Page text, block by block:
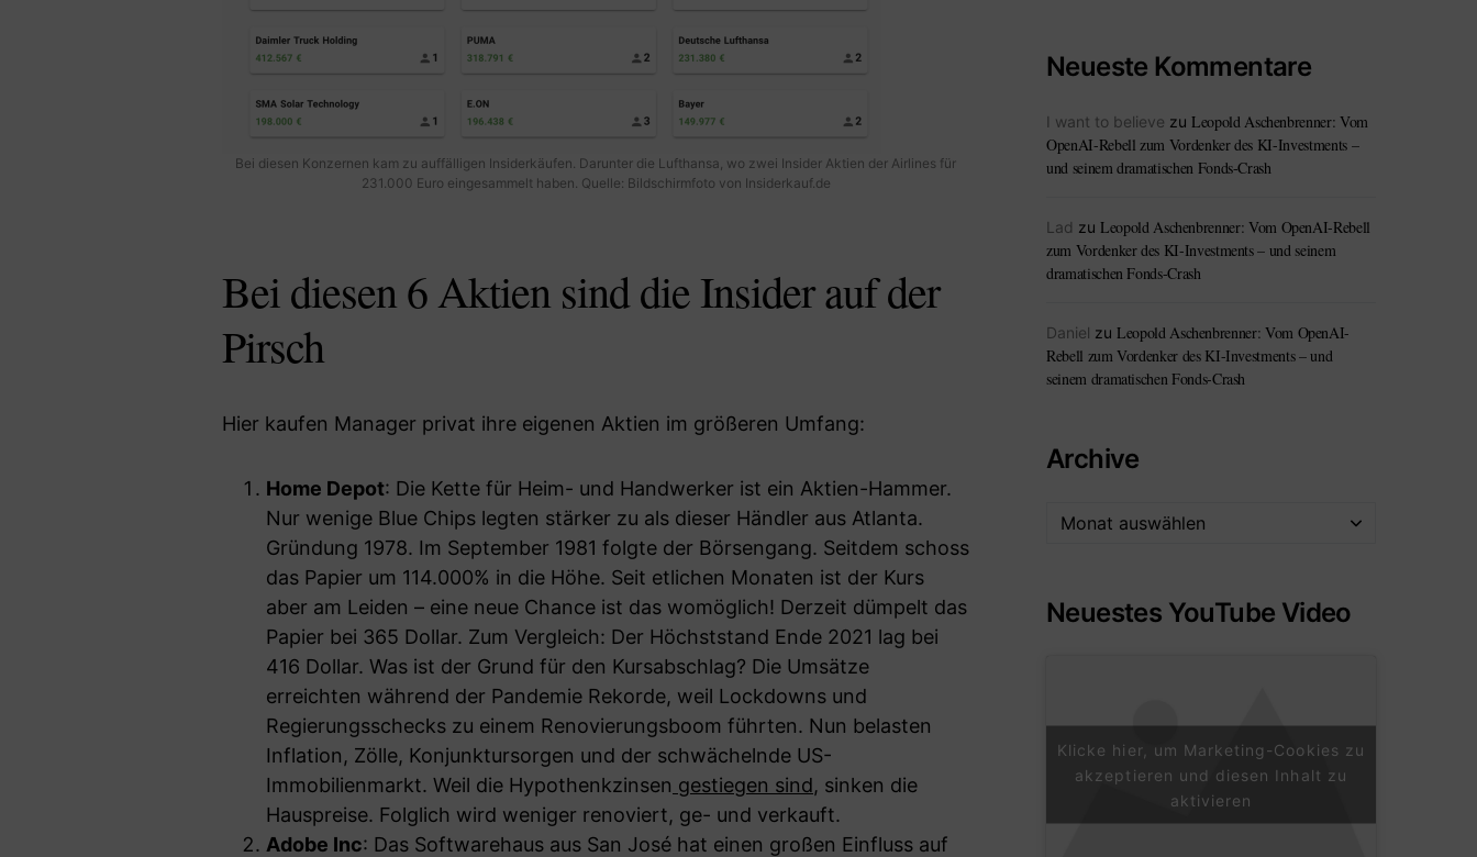
Bei diesen Konzernen kam zu auffälligen Insiderkäufen. Darunter die Lufthansa, wo zwei Insider Aktien der Airlines für
231.000 Euro eingesammelt haben. Quelle: Bildschirmfoto von Insiderkauf.de
Bei diesen 6 Aktien sind die Insider auf der
Pirsch
Hier kaufen Manager privat ihre eigenen Aktien im größeren Umfang:
Home Depot: Die Kette für Heim- und Handwerker ist ein Aktien-Hammer.
Nur wenige Blue Chips legten stärker zu als dieser Händler aus Atlanta.
Gründung 1978. Im September 1981 folgte der Börsengang. Seitdem schoss
das Papier um 114.000% in die Höhe. Seit etlichen Monaten ist der Kurs
aber am Leiden – eine neue Chance ist das womöglich! Derzeit dümpelt das
Papier bei 365 Dollar. Zum Vergleich: Der Höchststand Ende 2021 lag bei
416 Dollar. Was ist der Grund für den Kursabschlag? Die Umsätze
erreichten während der Pandemie Rekorde, weil Lockdowns und
Regierungsschecks zu einem Renovierungsboom führten. Nun belasten
Inflation, Zölle, Konjunktursorgen und der schwächelnde US-
Immobilienmarkt. Weil die Hypothenkzinsen gestiegen sind, sinken die
Hauspreise. Folglich wird weniger renoviert, ge- und verkauft.
Adobe Inc: Das Softwarehaus aus San José hat einen großen Einfluss auf
Neueste Kommentare
I want to believe zu Leopold Aschenbrenner: Vom
OpenAI-Rebell zum Vordenker des KI-Investments –
und seinem dramatischen Fonds-Crash
Lad zu Leopold Aschenbrenner: Vom OpenAI-Rebell
zum Vordenker des KI-Investments – und seinem
dramatischen Fonds-Crash
Daniel zu Leopold Aschenbrenner: Vom OpenAI-
Rebell zum Vordenker des KI-Investments – und
seinem dramatischen Fonds-Crash
Archive
Neuestes YouTube Video
Klicke hier, um Marketing-Cookies zu
akzeptieren und diesen Inhalt zu
aktivieren